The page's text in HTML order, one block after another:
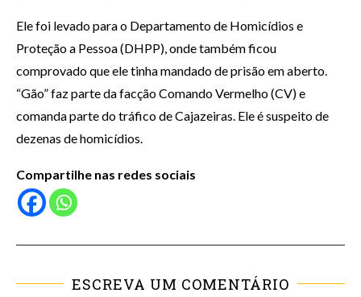
Ele foi levado para o Departamento de Homicídios e
Proteção a Pessoa (DHPP), onde também ficou
comprovado que ele tinha mandado de prisão em aberto.
“Gão” faz parte da facção Comando Vermelho (CV) e
comanda parte do tráfico de Cajazeiras. Ele é suspeito de
dezenas de homicídios.
Compartilhe nas redes sociais
ESCREVA UM COMENTÁRIO